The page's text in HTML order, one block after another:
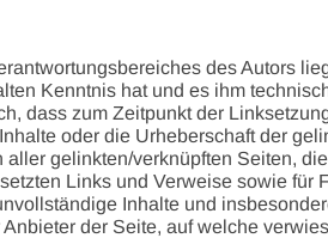
des Autors
Kenntnis hat und es ihm
dass zum Zeitpunkt der
oder die Urheberschaft der
gelinkten/verknüpften Seiten,
Links und Verweise sowie für
Inhalte und
der Seite, auf welche